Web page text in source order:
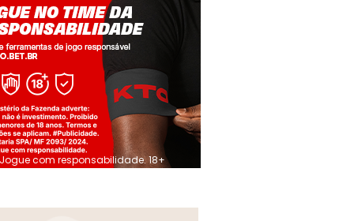
Jogue com responsabilidade. 18+